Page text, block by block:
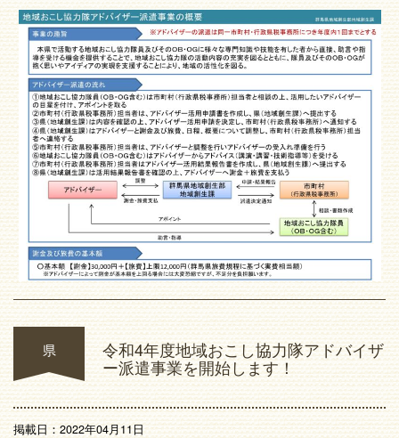
県 令和4年度地域おこし協力隊アドバイザ
ー派遣事業を開始します！
掲載日：2022年04月11日